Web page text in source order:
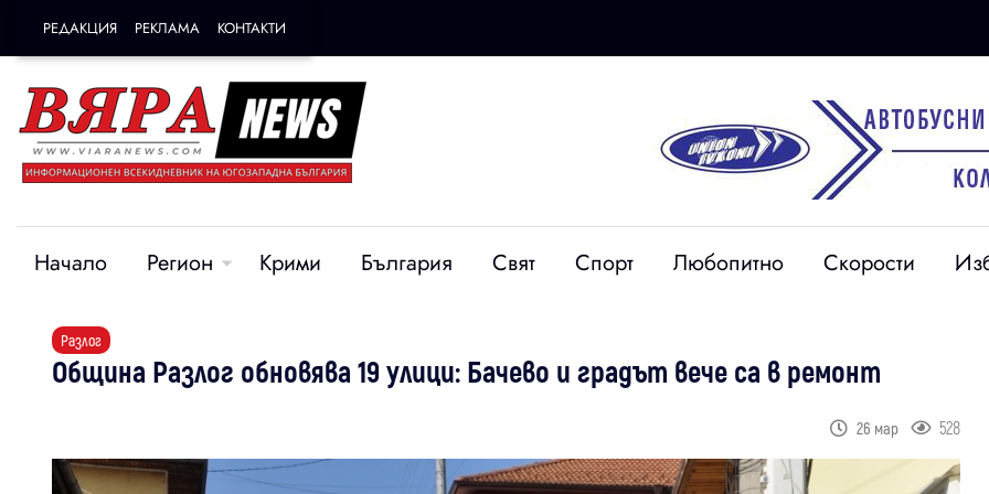
РЕДАКЦИЯ РЕКЛАМА КОНТАКТИ
Начало Регион Крими България Свят Спорт Любопитно Скорости
Разлог
Община Разлог обновява 19 улици: Бачево и градът вече са в ремонт
26 мар 528